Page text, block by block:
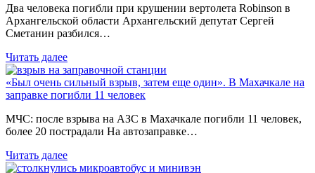
Два человека погибли при крушении вертолета Robinson в
Архангельской области Архангельский депутат Сергей
Сметанин разбился…
Читать далее
«Был очень сильный взрыв, затем еще один». В Махачкале на
заправке погибли 11 человек
МЧС: после взрыва на АЗС в Махачкале погибли 11 человек,
более 20 пострадали На автозаправке…
Читать далее